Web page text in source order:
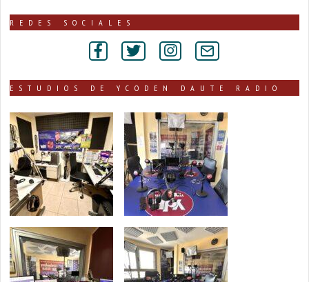
publicadas
REDES SOCIALES
ESTUDIOS DE YCODEN DAUTE RADIO